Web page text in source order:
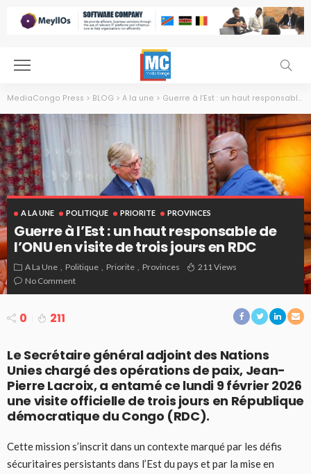
MediaCongo Press > BLOG > A la une > Guerre à l’Est : un haut responsable de l’ONU en visite de trois jours en RDC
A LA UNE POLITIQUE PRIORITE PROVINCES
Guerre à l’Est : un haut responsable de
l’ONU en visite de trois jours en RDC
A La Une Politique Priorite Provinces
211 Views
No Comment
0 211
Le Secrétaire général adjoint des Nations
Unies chargé des opérations de paix, Jean-
Pierre Lacroix, a entamé ce lundi 9 février 2026
une visite officielle de trois jours en République
démocratique du Congo (RDC).
Cette mission s’inscrit dans un contexte marqué par les défis
sécuritaires persistants dans l’Est du pays et par la mise en